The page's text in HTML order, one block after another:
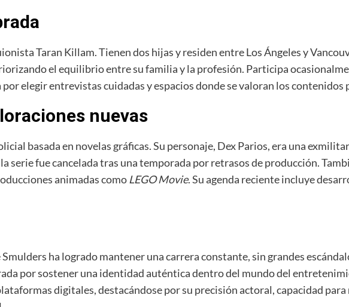
Taran Killam. Tienen dos hijas y residen entre Los Ángeles y
el equilibrio entre su familia y la profesión. Participa
elegir entrevistas cuidadas y espacios donde se valoran los contenidos
nuevas
basada en novelas gráficas. Su personaje, Dex Parios, era una
serie fue cancelada tras una temporada por retrasos de producción.
animadas como LEGO Movie. Su agenda reciente incluye
ha logrado mantener una carrera constante, sin grandes
por sostener una identidad auténtica dentro del mundo del
digitales, destacándose por su precisión actoral, capacidad